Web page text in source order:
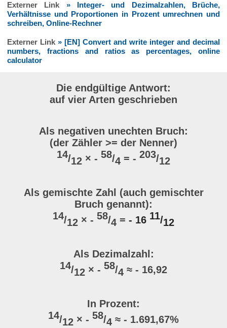
Externer Link » Integer- und Dezimalzahlen, Brüche,
Verhältnisse und Proportionen in Prozent umrechnen und
schreiben, Online-Rechner
Externer Link » [EN] Convert and write integer and decimal
numbers, fractions and ratios as percentages, online
calculator
Die endgültige Antwort:
auf vier Arten geschrieben
Als negativen unechten Bruch:
(der Zähler >= der Nenner)
14/12 × - 58/4 = - 203/12
Als gemischte Zahl (auch gemischter
Bruch genannt):
14/12 × - 58/4 = - 16 11/12
Als Dezimalzahl:
14/12 × - 58/4 ≈ - 16,92
In Prozent:
14/12 × - 58/4 ≈ - 1.691,67%